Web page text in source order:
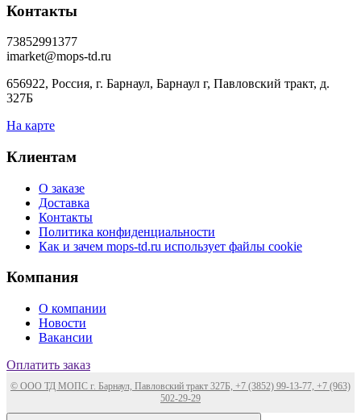
Контакты
73852991377
imarket@mops-td.ru
656922, Россия, г. Барнаул, Барнаул г, Павловский тракт, д.
327Б
На карте
Клиентам
О заказе
Доставка
Контакты
Политика конфиденциальности
Как и зачем mops-td.ru использует файлы cookie
Компания
О компании
Новости
Вакансии
Оплатить заказ
© ООО ТД МОПС г. Барнаул, Павловский тракт 327Б, +7 (3852) 99-13-77, +7 (963)
502-29-29